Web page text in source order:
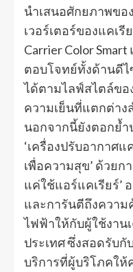
นำเสนอศักยภาพขอ
เวอร์เตอร์ของแคเ
Carrier Color
ตอบโจทย์ทั้งด้านดี
ได้ตามไลฟ์สไตล์ขอ
ความเย็นที่แตกต่า
นอกจากนี้ยังตอกย้
‘เครื่องปรับอากาศ
เพื่อความสุข’ ด้วยก
แค่ใช้แอร์แคเรียร์’
และการันตีถึงควา
ไฟฟ้าให้กับผู้ใช้งาน
ประเทศ ซึ่งสอดรับ
บริการที่ผู้บริโภคให้